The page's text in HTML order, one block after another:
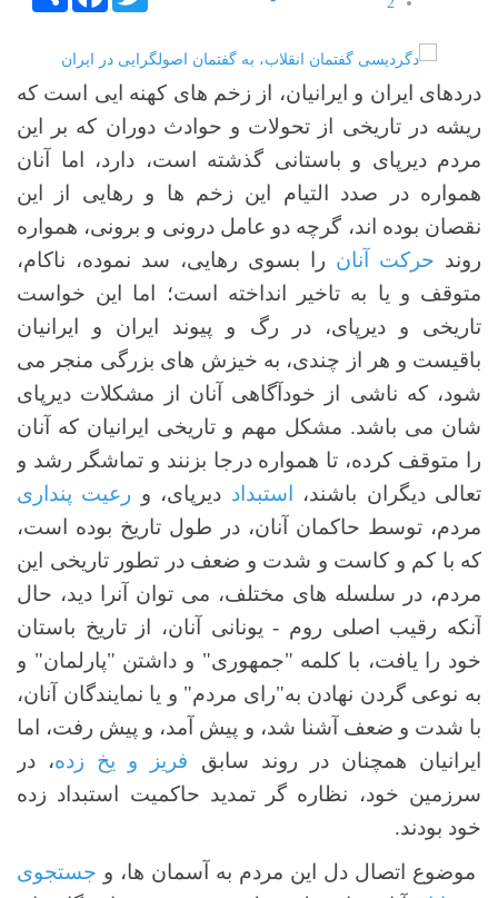
4
5
دردهای ایران و ایرانیان، از زخم های کهنه ایی است که
ریشه در تاریخی از تحولات و حوادث دوران که بر این
مردم دیرپای و باستانی گذشته است، دارد، اما آنان
همواره در صدد التیام این زخم ها و رهایی از این
نقصان بوده اند، گرچه دو عامل درونی و برونی، همواره
روند حرکت آنان را بسوی رهایی، سد نموده، ناکام،
متوقف و یا به تاخیر انداخته است؛ اما این خواست
تاریخی و دیرپای، در رگ و پیوند ایران و ایرانیان
باقیست و هر از چندی، به خیزش های بزرگی منجر می
شود، که ناشی از خودآگاهی آنان از مشکلات دیرپای
شان می باشد. مشکل مهم و تاریخی ایرانیان که آنان
را متوقف کرده، تا همواره درجا بزنند و تماشگر رشد و
تعالی دیگران باشند،
استبداد دیرپای، و رعیت پنداری
مردم، توسط حاکمان آنان، در طول تاریخ بوده است،
که با کم و کاست و شدت و ضعف در تطور تاریخی این
مردم، در سلسله های مختلف، می توان آنرا دید، حال
آنکه رقیب اصلی روم - یونانی آنان، از تاریخ باستان
خود را یافت، با کلمه "جمهوری" و داشتن "پارلمان" و
به نوعی گردن نهادن به"رای مردم" و یا نمایندگان آنان،
با شدت و ضعف آشنا شد، و پیش آمد، و پیش رفت، اما
ایرانیان همچنان در روند سابق فریز و یخ زده، در
سرزمین خود، نظاره گر تمدید حاکمیت استبداد زده
خود بودند.
موضوع اتصال دل این مردم به آسمان ها، و جستجوی